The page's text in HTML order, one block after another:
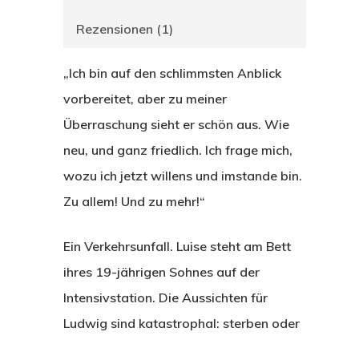
Rezensionen (1)
„Ich bin auf den schlimmsten Anblick
vorbereitet, aber zu meiner
Überraschung sieht er schön aus. Wie
neu, und ganz friedlich. Ich frage mich,
wozu ich jetzt willens und imstande bin.
Zu allem! Und zu mehr!“
Ein Verkehrsunfall. Luise steht am Bett
ihres 19-jährigen Sohnes auf der
Intensivstation. Die Aussichten für
Ludwig sind katastrophal: sterben oder